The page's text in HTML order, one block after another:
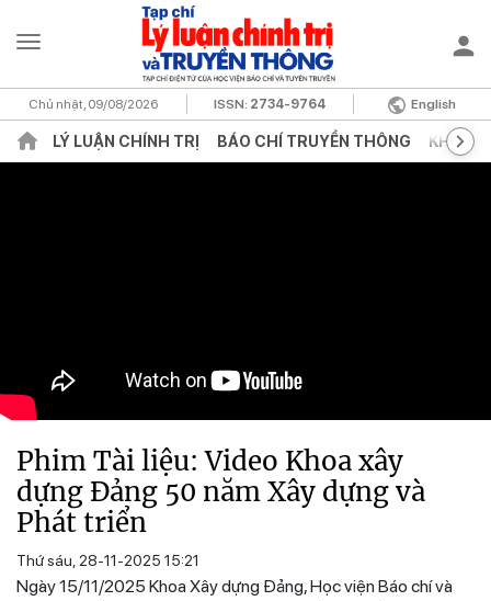
Chủ nhật, 09/08/2026 ISSN: 2734-9764 English
LÝ LUẬN CHÍNH TRỊ BÁO CHÍ TRUYỀN THÔNG KHOA
Phim Tài liệu: Video Khoa xây
dựng Đảng 50 năm Xây dựng và
Phát triển
Thứ sáu, 28-11-2025 15:21
Ngày 15/11/2025 Khoa Xây dựng Đảng, Học viện Báo chí và